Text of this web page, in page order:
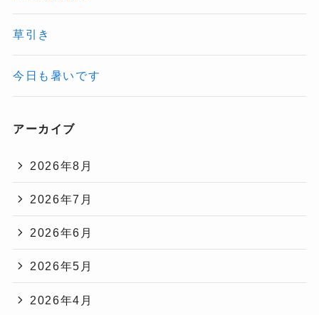
草引き
今日も暑いです
アーカイブ
2026年8月
2026年7月
2026年6月
2026年5月
2026年4月